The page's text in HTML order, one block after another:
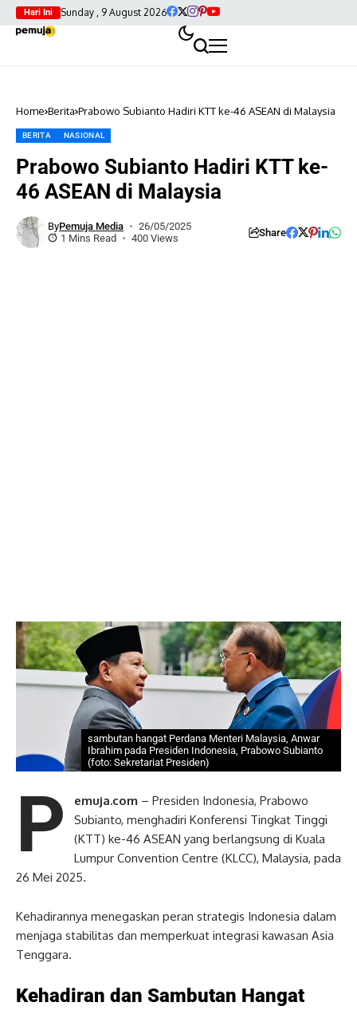
Hari Ini Sunday , 9 August 2026
Home Berita Prabowo Subianto Hadiri KTT ke-46 ASEAN di Malaysia
BERITA NASIONAL
Prabowo Subianto Hadiri KTT ke-
46 ASEAN di Malaysia
ByPemuja Media
26/05/2025
1 Mins Read
400 Views Share
sambutan hangat Perdana Menteri Malaysia, Anwar
Ibrahim pada Presiden Indonesia, Prabowo Subianto
(foto: Sekretariat Presiden)
P emuja.com – Presiden Indonesia, Prabowo
Subianto, menghadiri Konferensi Tingkat Tinggi
(KTT) ke-46 ASEAN yang berlangsung di Kuala
Lumpur Convention Centre (KLCC), Malaysia, pada
26 Mei 2025.
Kehadirannya menegaskan peran strategis Indonesia dalam
menjaga stabilitas dan memperkuat integrasi kawasan Asia
Tenggara.
Kehadiran dan Sambutan Hangat